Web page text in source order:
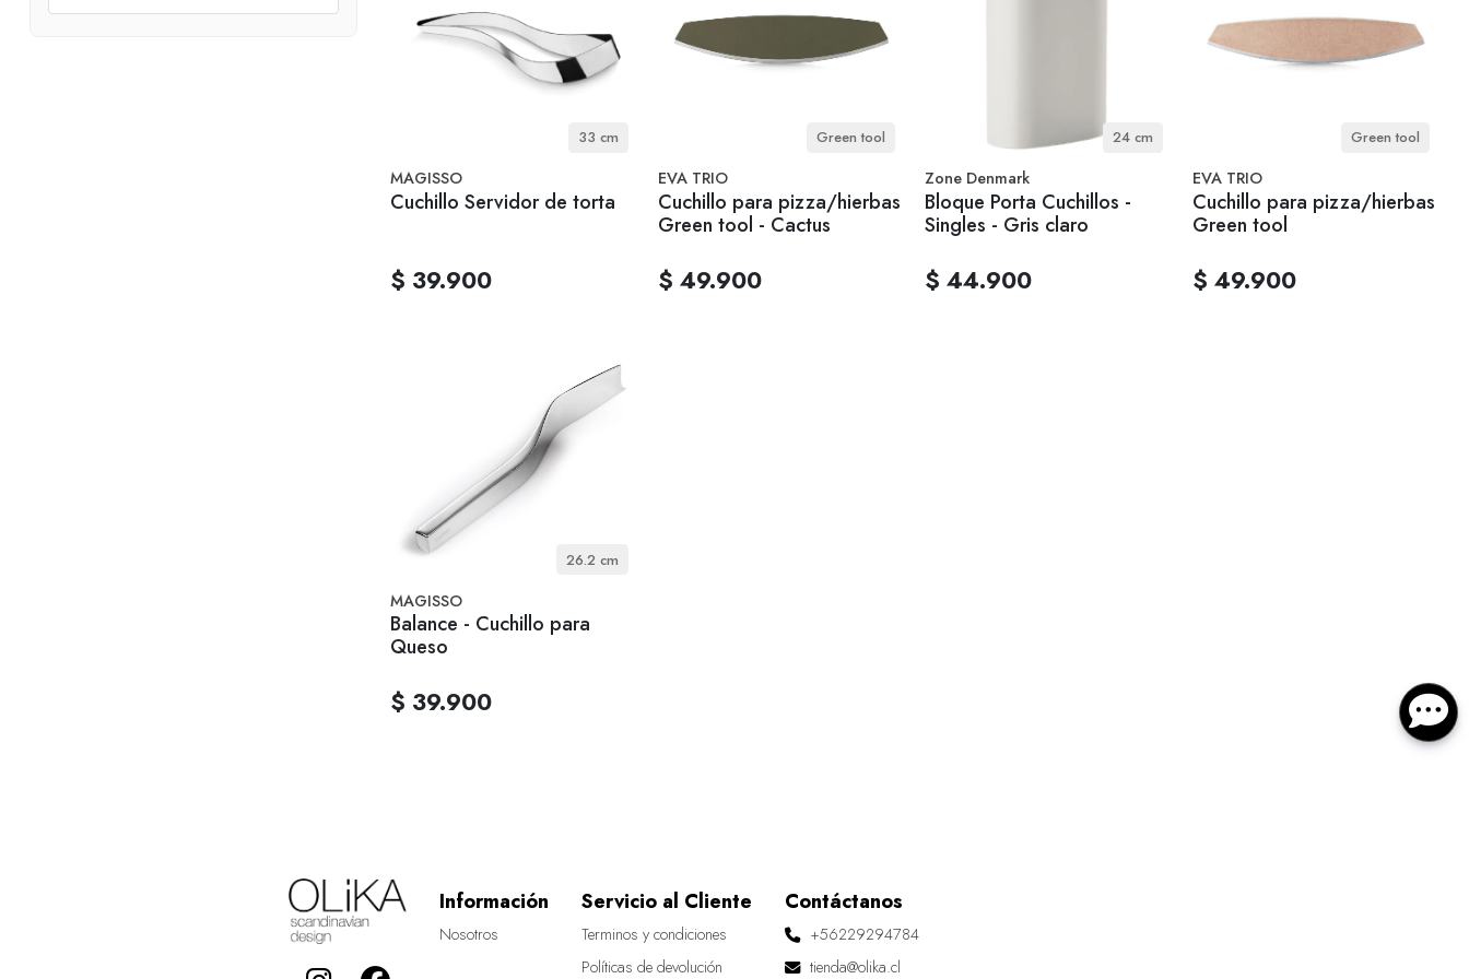
33 cm
MAGISSO
Cuchillo Servidor de torta
$ 39.900
Green tool
EVA TRIO
Cuchillo para pizza/hierbas
Green tool - Cactus
$ 49.900
24 cm
Zone Denmark
Bloque Porta Cuchillos -
Singles - Gris claro
$ 44.900
Green tool
EVA TRIO
Cuchillo para pizza/hierbas
Green tool
$ 49.900
26.2 cm
MAGISSO
Balance - Cuchillo para
Queso
$ 39.900
Información
Nosotros
Servicio al Cliente
Terminos y condiciones
Políticas de devolución
Contáctanos
+56229294784
tienda@olika.cl